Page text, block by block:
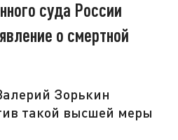
суда России
о смертной
Зорькин
такой высшей меры